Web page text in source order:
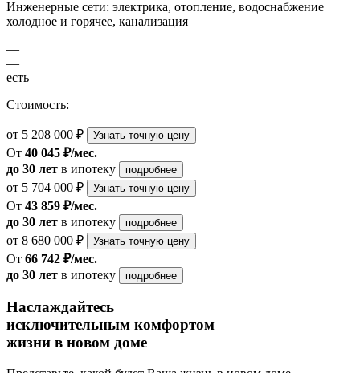
Инженерные сети: электрика, отопление, водоснабжение
холодное и горячее, канализация
—
—
есть
Стоимость:
от 5 208 000 ₽ Узнать точную цену
От 40 045 ₽/мес.
до 30 лет в ипотеку подробнее
от 5 704 000 ₽ Узнать точную цену
От 43 859 ₽/мес.
до 30 лет в ипотеку подробнее
от 8 680 000 ₽ Узнать точную цену
От 66 742 ₽/мес.
до 30 лет в ипотеку подробнее
Наслаждайтесь
исключительным комфортом
жизни в новом доме